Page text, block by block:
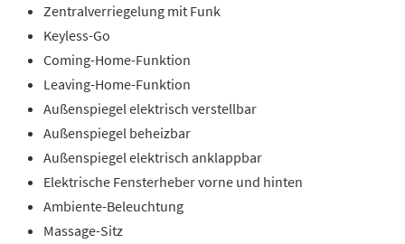
Zentralverriegelung mit Funk
Keyless-Go
Coming-Home-Funktion
Leaving-Home-Funktion
Außenspiegel elektrisch verstellbar
Außenspiegel beheizbar
Außenspiegel elektrisch anklappbar
Elektrische Fensterheber vorne und hinten
Ambiente-Beleuchtung
Massage-Sitz